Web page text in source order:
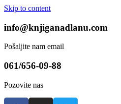
Skip to content
info@knjiganadlanu.com
Pošaljite nam email
061/656-09-88
Pozovite nas